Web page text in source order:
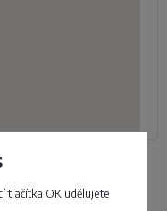
tlačítka OK udělujete